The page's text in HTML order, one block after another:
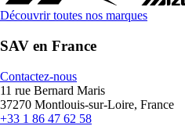
Découvrir toutes nos marques
SAV en France
Contactez-nous
11 rue Bernard Maris
37270 Montlouis-sur-Loire, France
+33 1 86 47 62 58